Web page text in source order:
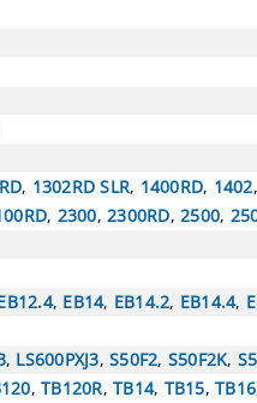
, 1302RD SLR, 1400RD, 1402,
, 2300, 2300RD, 2500,
, EB14, EB14.2, EB14.4,
, LS600PXJ3, S50F2, S50F2K,
, TB120R, TB14, TB15, TB16